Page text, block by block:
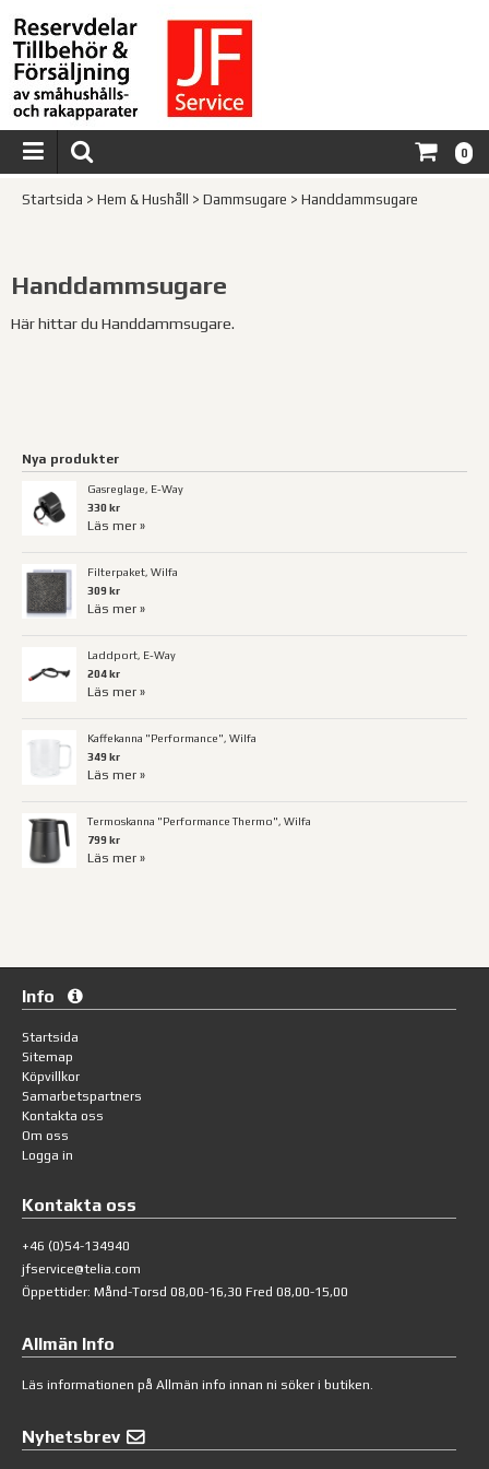
0
Startsida > Hem & Hushåll > Dammsugare > Handdammsugare
Handdammsugare
Här hittar du Handdammsugare.
Nya produkter
Gasreglage, E-Way
330 kr
Läs mer »
Filterpaket, Wilfa
309 kr
Läs mer »
Laddport, E-Way
204 kr
Läs mer »
Kaffekanna "Performance", Wilfa
349 kr
Läs mer »
Termoskanna "Performance Thermo", Wilfa
799 kr
Läs mer »
Info
Startsida
Sitemap
Köpvillkor
Samarbetspartners
Kontakta oss
Om oss
Logga in
Kontakta oss
+46 (0)54-134940
jfservice@telia.com
Öppettider: Månd-Torsd 08,00-16,30 Fred 08,00-15,00
Allmän Info
Läs informationen på Allmän info innan ni söker i butiken.
Nyhetsbrev